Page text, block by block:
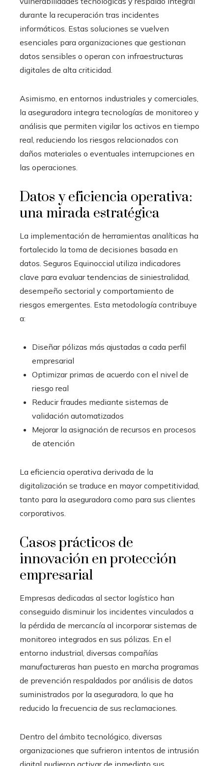
durante la recuperación tras incidentes
informáticos. Estas soluciones se vuelven
esenciales para organizaciones que gestionan
datos sensibles o operan con infraestructuras
digitales de alta criticidad.
Asimismo, en entornos industriales y comerciales,
la aseguradora integra tecnologías de monitoreo y
análisis que permiten vigilar los activos en tiempo
real, reduciendo los riesgos relacionados con
daños materiales o eventuales interrupciones en
las operaciones.
Datos y eficiencia operativa:
una mirada estratégica
La implementación de herramientas analíticas ha
fortalecido la toma de decisiones basada en
datos. Seguros Equinoccial utiliza indicadores
clave para evaluar tendencias de siniestralidad,
desempeño sectorial y comportamiento de
riesgos emergentes. Esta metodología contribuye
a:
Diseñar pólizas más ajustadas a cada perfil
empresarial
Optimizar primas de acuerdo con el nivel de
riesgo real
Reducir fraudes mediante sistemas de
validación automatizados
Mejorar la asignación de recursos en procesos
de atención
La eficiencia operativa derivada de la
digitalización se traduce en mayor competitividad,
tanto para la aseguradora como para sus clientes
corporativos.
Casos prácticos de
innovación en protección
empresarial
Empresas dedicadas al sector logístico han
conseguido disminuir los incidentes vinculados a
la pérdida de mercancía al incorporar sistemas de
monitoreo integrados en sus pólizas. En el
entorno industrial, diversas compañías
manufactureras han puesto en marcha programas
de prevención respaldados por análisis de datos
suministrados por la aseguradora, lo que ha
reducido la frecuencia de sus reclamaciones.
Dentro del ámbito tecnológico, diversas
organizaciones que sufrieron intentos de intrusión